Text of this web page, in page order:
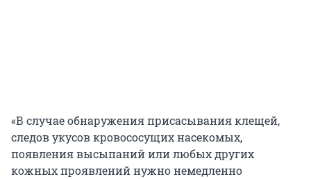
«В случае обнаружения присасывания клещей,
следов укусов кровососущих насекомых,
появления высыпаний или любых других
кожных проявлений нужно немедленно